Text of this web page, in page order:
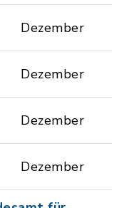
Dezember
Dezember
Dezember
Dezember